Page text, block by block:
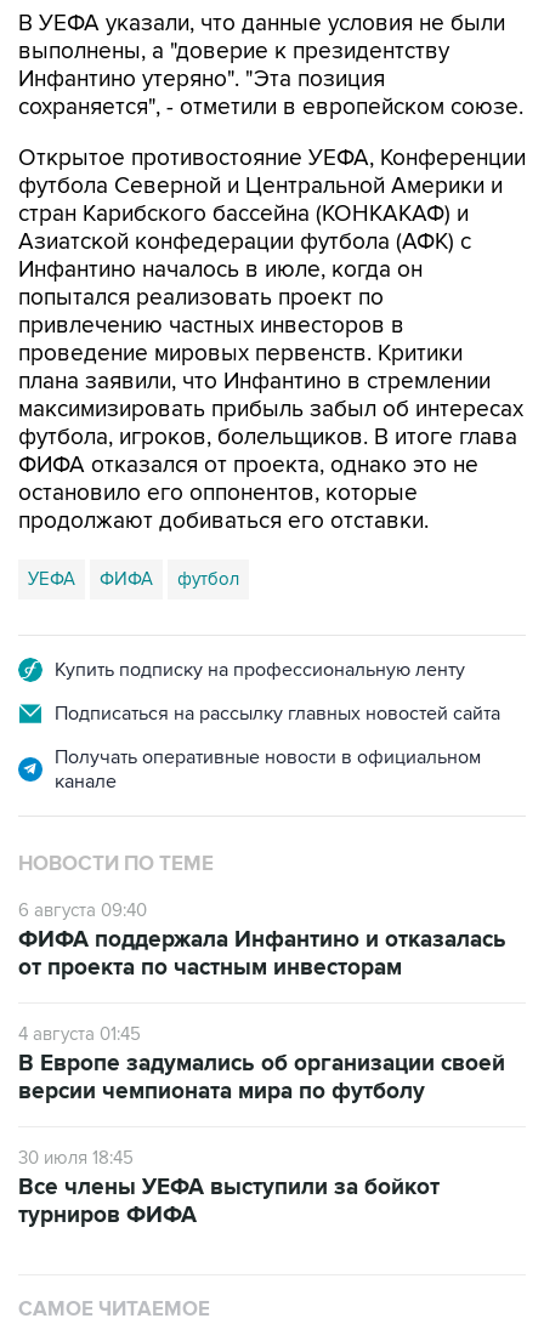
В УЕФА указали, что данные условия не были
выполнены, а "доверие к президентству
Инфантино утеряно". "Эта позиция
сохраняется", - отметили в европейском союзе.
Открытое противостояние УЕФА, Конференции
футбола Северной и Центральной Америки и
стран Карибского бассейна (КОНКАКАФ) и
Азиатской конфедерации футбола (АФК) с
Инфантино началось в июле, когда он
попытался реализовать проект по
привлечению частных инвесторов в
проведение мировых первенств. Критики
плана заявили, что Инфантино в стремлении
максимизировать прибыль забыл об интересах
футбола, игроков, болельщиков. В итоге глава
ФИФА отказался от проекта, однако это не
остановило его оппонентов, которые
продолжают добиваться его отставки.
УЕФА ФИФА футбол
Купить подписку на профессиональную ленту
Подписаться на рассылку главных новостей сайта
Получать оперативные новости в официальном
канале
НОВОСТИ ПО ТЕМЕ
6 августа 09:40
ФИФА поддержала Инфантино и отказалась
от проекта по частным инвесторам
4 августа 01:45
В Европе задумались об организации своей
версии чемпионата мира по футболу
30 июля 18:45
Все члены УЕФА выступили за бойкот
турниров ФИФА
САМОЕ ЧИТАЕМОЕ